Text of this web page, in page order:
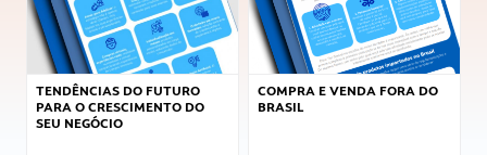
TENDÊNCIAS DO FUTURO
PARA O CRESCIMENTO DO
SEU NEGÓCIO
COMPRA E VENDA FORA DO
BRASIL